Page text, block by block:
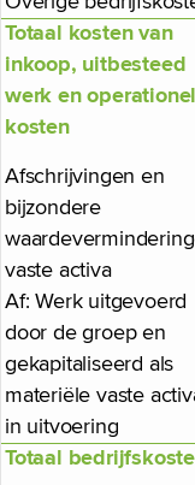
Totaal kosten van
inkoop, uitbesteed
werk en
kosten
Afschrijvingen en
bijzondere
vaste activa
Af: Werk uitgevoerd
door de groep en
gekapitaliseerd als
materiële vaste
in uitvoering
Totaal